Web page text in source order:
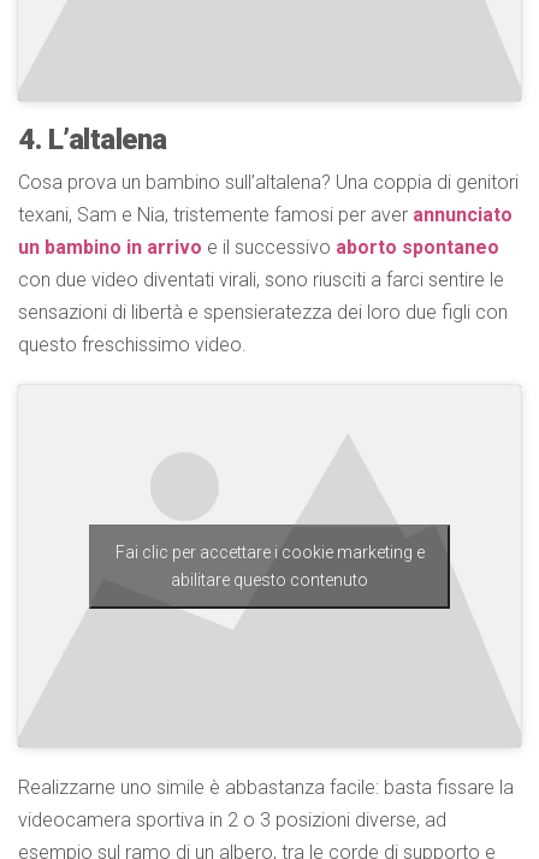
4. L’altalena
Cosa prova un bambino sull’altalena? Una coppia di genitori
texani, Sam e Nia, tristemente famosi per aver annunciato
un bambino in arrivo e il successivo aborto spontaneo
con due video diventati virali, sono riusciti a farci sentire le
sensazioni di libertà e spensieratezza dei loro due figli con
questo freschissimo video.
Fai clic per accettare i cookie marketing e
abilitare questo contenuto
Realizzarne uno simile è abbastanza facile: basta fissare la
videocamera sportiva in 2 o 3 posizioni diverse, ad
esempio sul ramo di un albero, tra le corde di supporto e